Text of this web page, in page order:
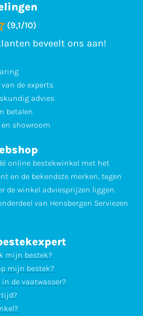
(9,1/10)
beveelt ons aan!
de experts
advies
betalen
showroom
online bestekwinkel met het
en de bekendste merken, tegen
de winkel adviesprijzen liggen.
van Hensbergen Serviezen
mijn bestek?
mijn bestek?
de vaatwasser?